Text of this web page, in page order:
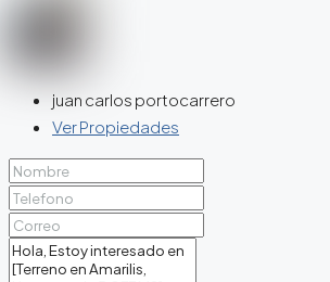
juan carlos portocarrero
Ver Propiedades